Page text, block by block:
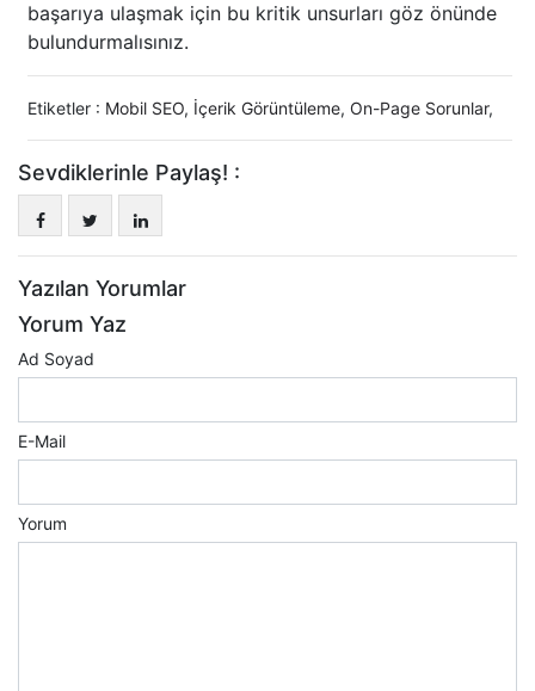
başarıya ulaşmak için bu kritik unsurları göz önünde
bulundurmalısınız.
Etiketler : Mobil SEO, İçerik Görüntüleme, On-Page Sorunlar,
Sevdiklerinle Paylaş! :
Yazılan Yorumlar
Yorum Yaz
Ad Soyad
E-Mail
Yorum